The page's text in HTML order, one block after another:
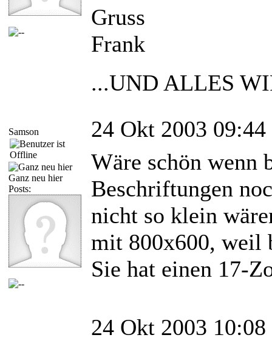
Gruss
Frank
...UND ALLES
Samson
Ganz neu hier
Posts:
24 Okt 2003 09:44
Wäre schön wenn
Beschriftungen
nicht so klein
mit 800x600, weil
Sie hat einen 17-
24 Okt 2003 10:08